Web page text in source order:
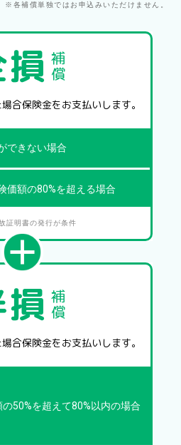
※各補償単独ではお申込みいただけません。
補
償
合保険金をお支払いします。
できない場合
価額の80%を超える場合
証明書の発行が条件
補
償
合保険金をお支払いします。
の50%を超えて80%以内の場合